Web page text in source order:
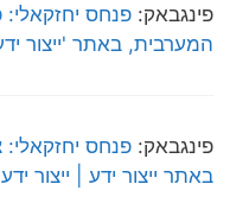
פינגבאק: פנחס
המערבית, באתר 'ייצור
פינגבאק: פנחס
באתר ייצור ידע | ייצור ידע